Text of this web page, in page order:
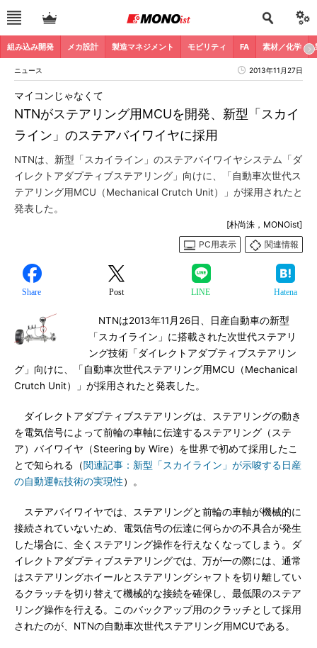
組み込み開発 メカ設計 製造マネジメント モビリティ FA 素材／化学
ニュース 2013年11月27日
NTNがステアリング用MCUを開発、新型「スカイ
ライン」のステアバイワイヤに採用
マイコンじゃなくて
NTNは、新型「スカイライン」のステアバイワイヤシステム「ダ
イレクトアダプティブステアリング」向けに、「自動車次世代ス
テアリング用MCU（Mechanical Crutch Unit）」が採用されたと
発表した。
[朴尚洙，MONOist]
PC用表示
関連情報
Share Post LINE Hatena
NTNは2013年11月26日、日産自動車の新型
「スカイライン」に搭載された次世代ステアリ
ング技術「ダイレクトアダプティブステアリン
グ」向けに、「自動車次世代ステアリング用MCU（Mechanical
Crutch Unit）」が採用されたと発表した。
ダイレクトアダプティブステアリングは、ステアリングの動き
を電気信号によって前輪の車軸に伝達するステアリング（ステ
ア）バイワイヤ（Steering by Wire）を世界で初めて採用したこ
とで知られる（関連記事：新型「スカイライン」が示唆する日産
の自動運転技術の実現性）。
ステアバイワイヤでは、ステアリングと前輪の車軸が機械的に
接続されていないため、電気信号の伝達に何らかの不具合が発生
した場合に、全くステアリング操作を行えなくなってしまう。ダ
イレクトアダプティブステアリングでは、万が一の際には、通常
はステアリングホイールとステアリングシャフトを切り離してい
るクラッチを切り替えて機械的な接続を確保し、最低限のステア
リング操作を行える。このバックアップ用のクラッチとして採用
されたのが、NTNの自動車次世代ステアリング用MCUである。